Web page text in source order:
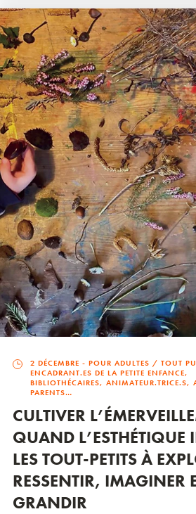
2 DÉCEMBRE - POUR ADULTES / TOUT
ENCADRANT.ES DE LA PETITE ENFANCE,
BIBLIOTHÉCAIRES, ANIMATEUR.TRICE.S,
PARENTS…
CULTIVER
QUAND L’ESTHÉTIQUE
LES TOUT-PETITS À
RESSENTIR, IMAGINER
GRANDIR